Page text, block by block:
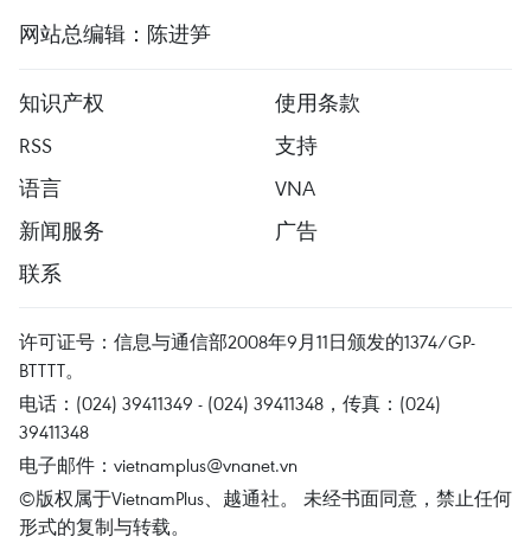
网站总编辑：陈进笋
知识产权
使用条款
RSS
支持
语言
VNA
新闻服务
广告
联系
许可证号：信息与通信部2008年9月11日颁发的1374/GP-
BTTTT。
电话：(024) 39411349 - (024) 39411348，传真：(024)
39411348
电子邮件： vietnamplus@vnanet.vn
©版权属于VietnamPlus、越通社。 未经书面同意，禁止任何
形式的复制与转载。